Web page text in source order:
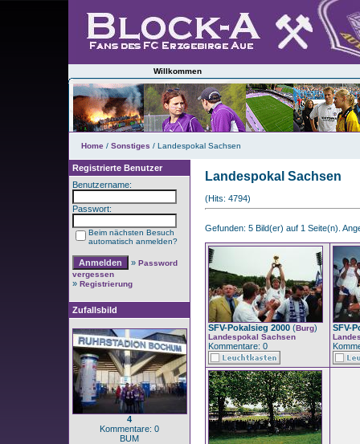
Willkommen
Home / Sonstiges / Landespokal Sachsen
Registrierte Benutzer
Benutzername:
Passwort:
Beim nächsten Besuch
automatisch anmelden?
» Password
vergessen
» Registrierung
Zufallsbild
4
Kommentare: 0
BUM
Landespokal Sachsen
(Hits: 4794)
Gefunden: 5 Bild(er) auf 1 Seite(n).
SFV-Pokalsieg 2000 (Burg)
Landespokal Sachsen
Kommentare: 0
SFV-